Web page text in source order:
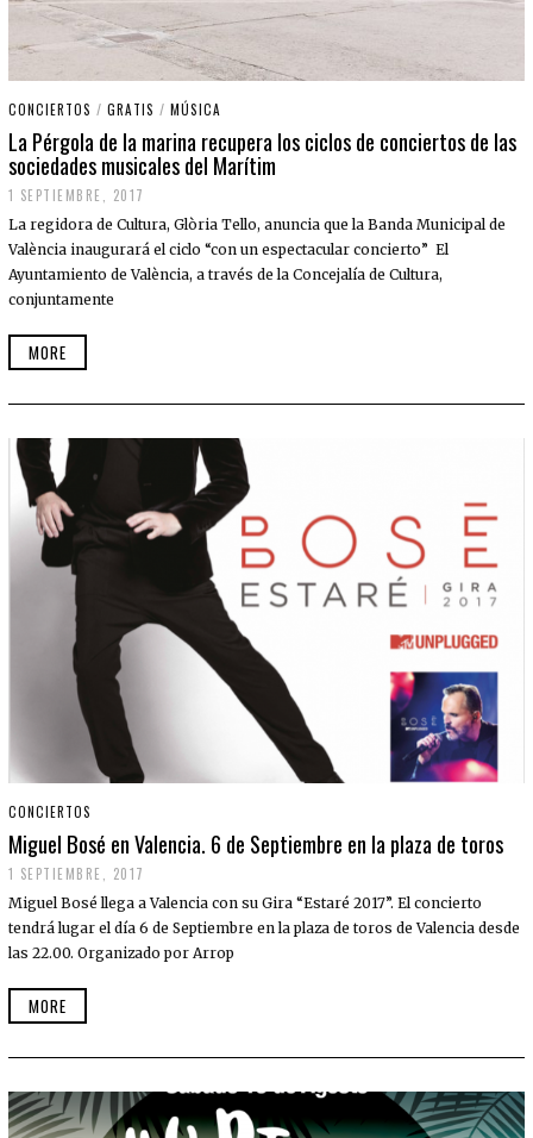
CONCIERTOS / GRATIS / MÚSICA
La Pérgola de la marina recupera los ciclos de conciertos de las
sociedades musicales del Marítim
1 SEPTIEMBRE, 2017
La regidora de Cultura, Glòria Tello, anuncia que la Banda Municipal de
València inaugurará el ciclo “con un espectacular concierto” El
Ayuntamiento de València, a través de la Concejalía de Cultura,
conjuntamente
MORE
CONCIERTOS
Miguel Bosé en Valencia. 6 de Septiembre en la plaza de toros
1 SEPTIEMBRE, 2017
Miguel Bosé llega a Valencia con su Gira “Estaré 2017”. El concierto
tendrá lugar el día 6 de Septiembre en la plaza de toros de Valencia desde
las 22.00. Organizado por Arrop
MORE